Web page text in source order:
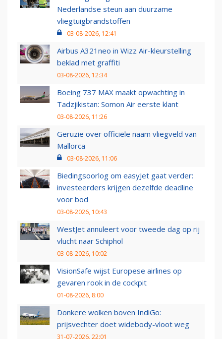
Nederlandse steun aan duurzame
vliegtuigbrandstoffen
03-08-2026, 12:41
Airbus A321neo in Wizz Air-kleurstelling
beklad met graffiti
03-08-2026, 12:34
Boeing 737 MAX maakt opwachting in
Tadzjikistan: Somon Air eerste klant
03-08-2026, 11:26
Geruzie over officiële naam vliegveld van
Mallorca
03-08-2026, 11:06
Biedingsoorlog om easyJet gaat verder:
investeerders krijgen dezelfde deadline
voor bod
03-08-2026, 10:43
WestJet annuleert voor tweede dag op rij
vlucht naar Schiphol
03-08-2026, 10:02
VisionSafe wijst Europese airlines op
gevaren rook in de cockpit
01-08-2026, 8:00
Donkere wolken boven IndiGo:
prijsvechter doet widebody-vloot weg
31-07-2026, 22:01